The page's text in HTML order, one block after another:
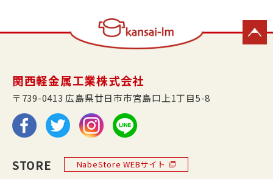
関西軽金属工業株式会社
〒739-0413 広島県廿日市市宮島口上1丁目5-8
STORE NabeStore WEBサイト